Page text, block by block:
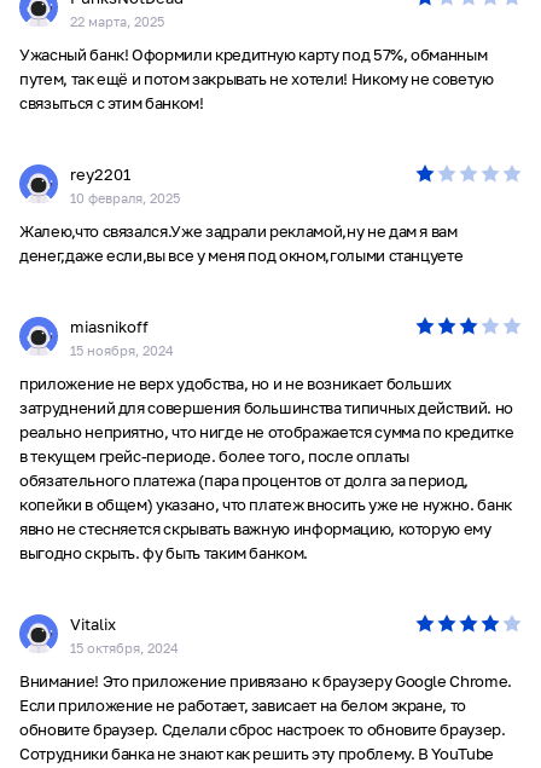
еще ни разу не было.
22 марта, 2025
Ужасный банк! Оформили кредитную карту под 57%, обманным
путем, так ещё и потом закрывать не хотели! Никому не советую
связыться с этим банком!
rey2201
10 февраля, 2025
Жалею,что связался.Уже задрали рекламой,ну не дам я вам
денег,даже если,вы все у меня под окном,голыми станцуете
miasnikoff
15 ноября, 2024
приложение не верх удобства, но и не возникает больших
затруднений для совершения большинства типичных действий. но
реально неприятно, что нигде не отображается сумма по кредитке
в текущем грейс-периоде. более того, после оплаты
обязательного платежа (пара процентов от долга за период,
копейки в общем) указано, что платеж вносить уже не нужно. банк
явно не стесняется скрывать важную информацию, которую ему
выгодно скрыть. фу быть таким банком.
Vitalix
15 октября, 2024
Внимание! Это приложение привязано к браузеру Google Chrome.
Если приложение не работает, зависает на белом экране, то
обновите браузер. Сделали сброс настроек то обновите браузер.
Сотрудники банка не знают как решить эту проблему. В YouTube